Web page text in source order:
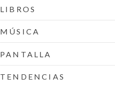
LIBROS
MÚSICA
PANTALLA
TENDENCIAS